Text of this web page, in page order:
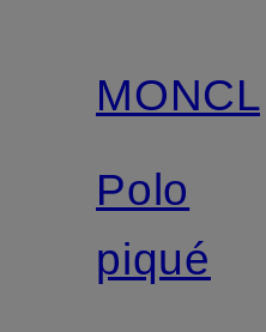
Polo
piqué